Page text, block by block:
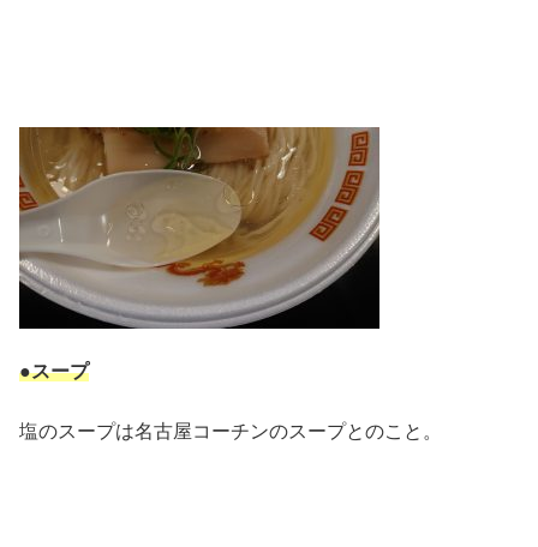
●スープ
塩のスープは名古屋コーチンのスープとのこと。